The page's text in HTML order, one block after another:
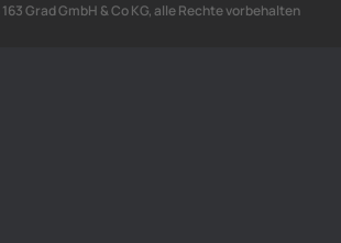
Grad GmbH & Co KG, alle Rechte vorbehalten